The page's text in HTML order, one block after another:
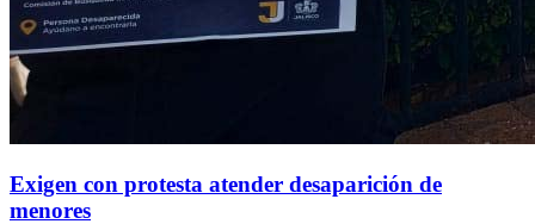
Exigen con protesta atender desaparición de
menores